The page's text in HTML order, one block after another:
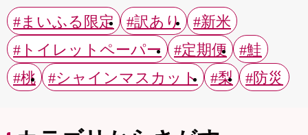
#まいふる限定
#訳あり
#新米
#トイレットペーパー
#定期便
#鮭
#桃
#シャインマスカット #梨 #防災